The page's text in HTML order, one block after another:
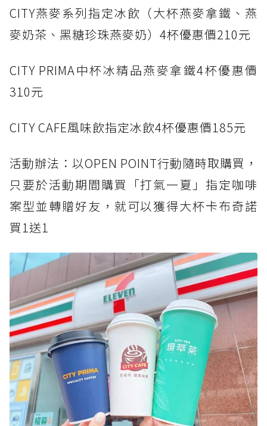
CITY燕麥系列指定冰飲（大杯燕麥拿鐵、燕
麥奶茶、黑糖珍珠燕麥奶）4杯優惠價210元
CITY PRIMA中杯冰精品燕麥拿鐵4杯優惠價
310元
CITY CAFE風味飲指定冰飲4杯優惠價185元
活動辦法：以OPEN POINT行動隨時取購買，
只要於活動期間購買「打氣一夏」指定咖啡
案型並轉贈好友，就可以獲得大杯卡布奇諾
買1送1